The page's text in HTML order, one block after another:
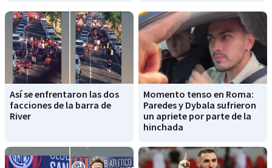
Así se enfrentaron las dos
facciones de la barra de
River
Momento tenso en Roma:
Paredes y Dybala sufrieron
un apriete por parte de la
hinchada